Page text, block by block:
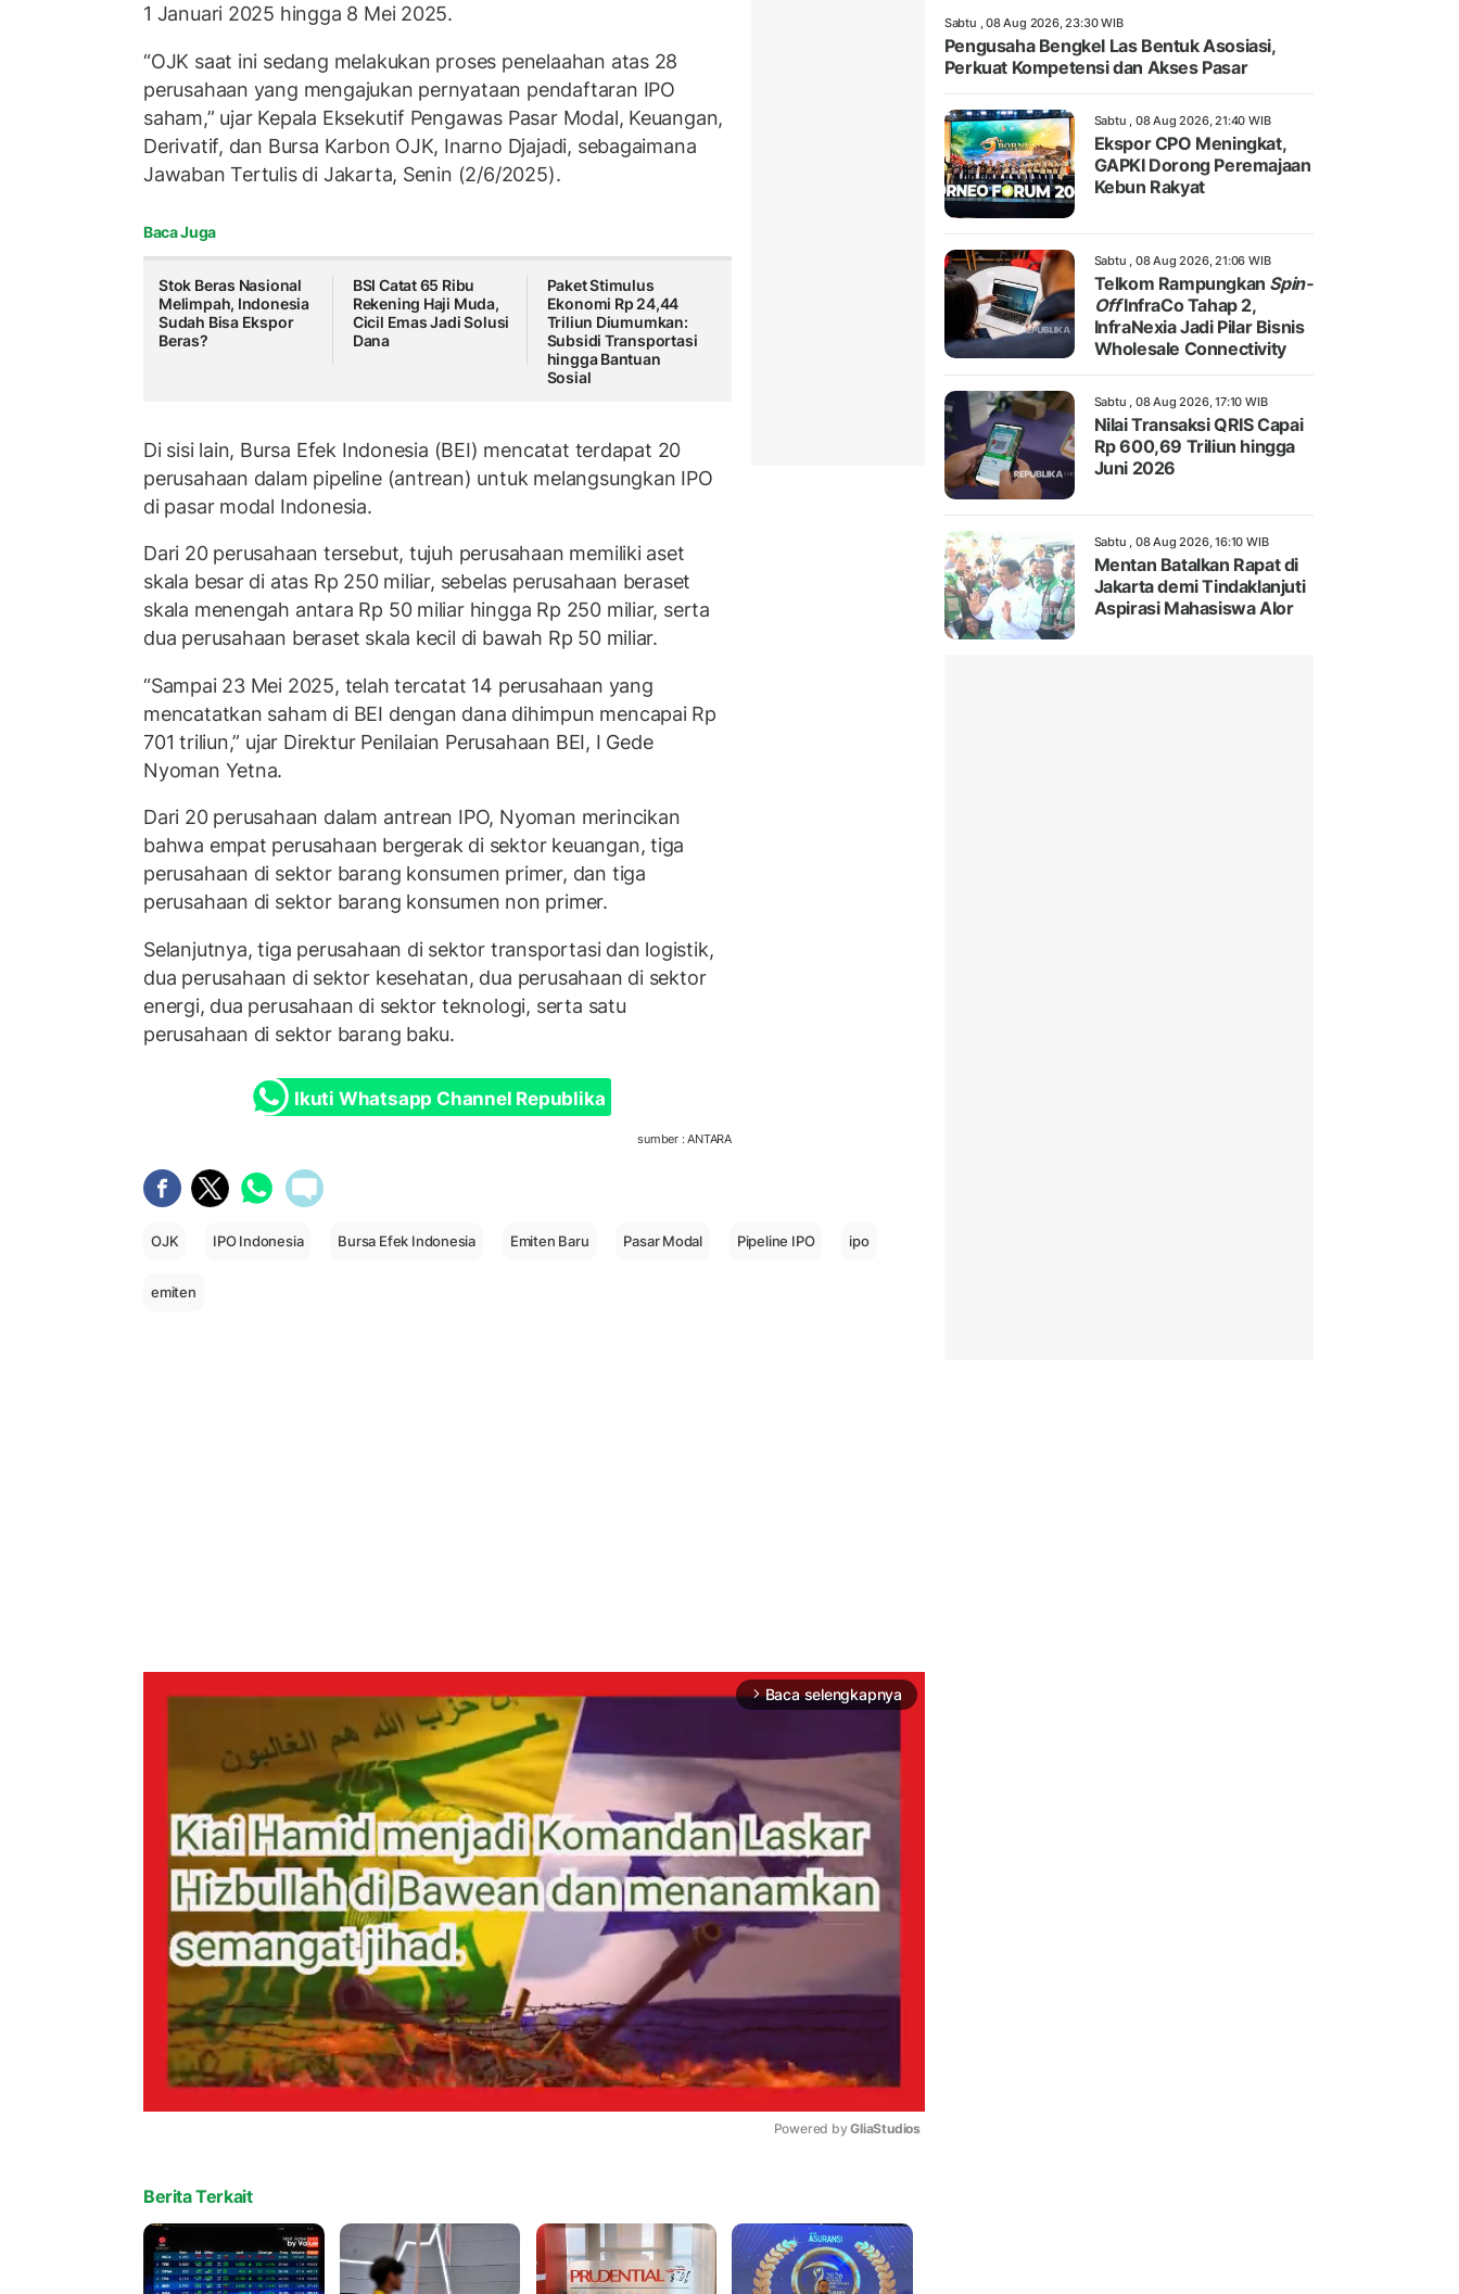
1 Januari 2025 hingga 8 Mei 2025.
“OJK saat ini sedang melakukan proses penelaahan atas 28
perusahaan yang mengajukan pernyataan pendaftaran IPO
saham,” ujar Kepala Eksekutif Pengawas Pasar Modal, Keuangan,
Derivatif, dan Bursa Karbon OJK, Inarno Djajadi, sebagaimana
Jawaban Tertulis di Jakarta, Senin (2/6/2025).
Baca Juga
Stok Beras Nasional
Melimpah, Indonesia
Sudah Bisa Ekspor
Beras?
BSI Catat 65 Ribu
Rekening Haji Muda,
Cicil Emas Jadi Solusi
Dana
Paket Stimulus
Ekonomi Rp 24,44
Triliun Diumumkan:
Subsidi Transportasi
hingga Bantuan
Sosial
Di sisi lain, Bursa Efek Indonesia (BEI) mencatat terdapat 20
perusahaan dalam pipeline (antrean) untuk melangsungkan IPO
di pasar modal Indonesia.
Dari 20 perusahaan tersebut, tujuh perusahaan memiliki aset
skala besar di atas Rp 250 miliar, sebelas perusahaan beraset
skala menengah antara Rp 50 miliar hingga Rp 250 miliar, serta
dua perusahaan beraset skala kecil di bawah Rp 50 miliar.
“Sampai 23 Mei 2025, telah tercatat 14 perusahaan yang
mencatatkan saham di BEI dengan dana dihimpun mencapai Rp
701 triliun,” ujar Direktur Penilaian Perusahaan BEI, I Gede
Nyoman Yetna.
Dari 20 perusahaan dalam antrean IPO, Nyoman merincikan
bahwa empat perusahaan bergerak di sektor keuangan, tiga
perusahaan di sektor barang konsumen primer, dan tiga
perusahaan di sektor barang konsumen non primer.
Selanjutnya, tiga perusahaan di sektor transportasi dan logistik,
dua perusahaan di sektor kesehatan, dua perusahaan di sektor
energi, dua perusahaan di sektor teknologi, serta satu
perusahaan di sektor barang baku.
Ikuti Whatsapp Channel Republika
sumber : ANTARA
OJK IPO Indonesia Bursa Efek Indonesia Emiten Baru Pasar Modal Pipeline IPO ipo
emiten
arrow_forward_ios Baca selengkapnya
Powered by GliaStudios
Berita Terkait
Sabtu , 08 Aug 2026, 23:30 WIB
Pengusaha Bengkel Las Bentuk Asosiasi,
Perkuat Kompetensi dan Akses Pasar
Sabtu , 08 Aug 2026, 21:40 WIB
Ekspor CPO Meningkat,
GAPKI Dorong Peremajaan
Kebun Rakyat
Sabtu , 08 Aug 2026, 21:06 WIB
Telkom Rampungkan Spin-
OffInfraCo Tahap 2,
InfraNexia Jadi Pilar Bisnis
Wholesale Connectivity
Sabtu , 08 Aug 2026, 17:10 WIB
Nilai Transaksi QRIS Capai
Rp 600,69 Triliun hingga
Juni 2026
Sabtu , 08 Aug 2026, 16:10 WIB
Mentan Batalkan Rapat di
Jakarta demi Tindaklanjuti
Aspirasi Mahasiswa Alor